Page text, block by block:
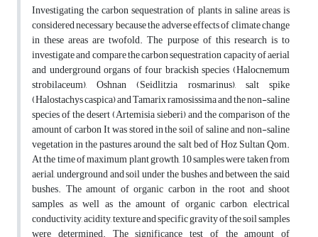
Investigating the carbon sequestration of plants in saline areas is
considered necessary because the adverse effects of climate change
in these areas are twofold. The purpose of this research is to
investigate and compare the carbon sequestration capacity of aerial
and underground organs of four brackish species (Halocnemum
strobilaceum), Oshnan (Seidlitzia rosmarinus), salt spike
(Halostachys caspica) and Tamarix ramosissima and the non-saline
species of the desert (Artemisia sieberi) and the comparison of the
amount of carbon It was stored in the soil of saline and non-saline
vegetation in the pastures around the salt bed of Hoz Sultan Qom.
At the time of maximum plant growth, 10 samples were taken from
aerial, underground and soil under the bushes and between the said
bushes. The amount of organic carbon in the root and shoot
samples, as well as the amount of organic carbon, electrical
conductivity, acidity, texture and specific gravity of the soil samples